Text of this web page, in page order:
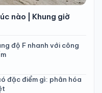
nào | Khung giờ
độ F nhanh với công
đặc điểm gì: phân hóa